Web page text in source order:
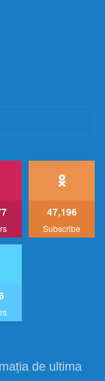
47,196
Subscribe
de ultima